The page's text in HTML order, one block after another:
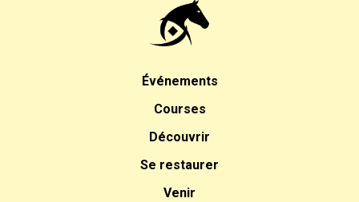
Événements
Courses
Découvrir
Se restaurer
Venir